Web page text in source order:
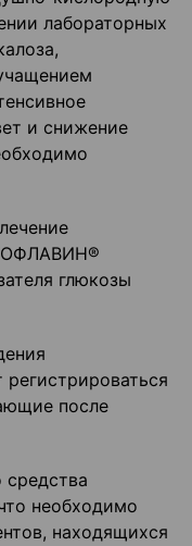
лабораторных
и снижение
глюкозы
регистрироваться
после
средства
необходимо
находящихся